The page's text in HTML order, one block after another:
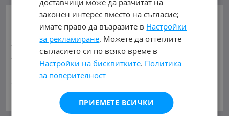
ОСНОВНИ КАТЕГОРИИ В MOBILE.BG:
Карта на сайта Автомобили и ДжиповеБусове
Камиони Мотоциклети Селскостопански
Индустриални Кари Каравани Яхти и Лодки
Ремаркета Велосипеди Части Аксесоари
Гуми и джанти Купува Услуги
(1) AITO (2) Abarth (34) Acura
законен интерес вместо на съгласие;
имате право да възразите в Настройки
за рекламиране. Можете да оттеглите
съгласието си по всяко време в
Настройки на бисквитките. Политика
за поверителност
ПРИЕМЕТЕ ВСИЧКИ